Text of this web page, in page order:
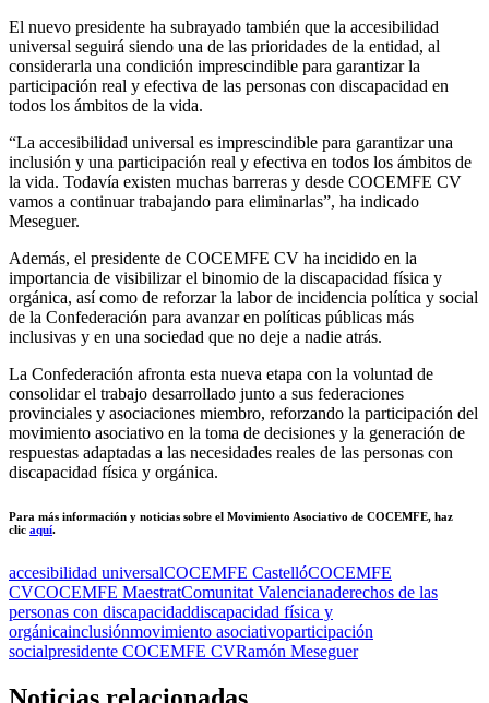
El nuevo presidente ha subrayado también que la accesibilidad
universal seguirá siendo una de las prioridades de la entidad, al
considerarla una condición imprescindible para garantizar la
participación real y efectiva de las personas con discapacidad en
todos los ámbitos de la vida.
“La accesibilidad universal es imprescindible para garantizar una
inclusión y una participación real y efectiva en todos los ámbitos de
la vida. Todavía existen muchas barreras y desde COCEMFE CV
vamos a continuar trabajando para eliminarlas”, ha indicado
Meseguer.
Además, el presidente de COCEMFE CV ha incidido en la
importancia de visibilizar el binomio de la discapacidad física y
orgánica, así como de reforzar la labor de incidencia política y social
de la Confederación para avanzar en políticas públicas más
inclusivas y en una sociedad que no deje a nadie atrás.
La Confederación afronta esta nueva etapa con la voluntad de
consolidar el trabajo desarrollado junto a sus federaciones
provinciales y asociaciones miembro, reforzando la participación del
movimiento asociativo en la toma de decisiones y la generación de
respuestas adaptadas a las necesidades reales de las personas con
discapacidad física y orgánica.
Para más información y noticias sobre el Movimiento Asociativo de COCEMFE, haz
clic aquí.
accesibilidad universalCOCEMFE CastellóCOCEMFE
CVCOCEMFE MaestratComunitat Valencianaderechos de las
personas con discapacidaddiscapacidad física y
orgánicainclusiónmovimiento asociativoparticipación
socialpresidente COCEMFE CVRamón Meseguer
Noticias relacionadas